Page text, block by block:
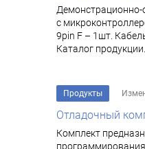
Демонстрационно-
с
9pin F – 1шт.
Каталог продукции...
Продукты
Отладочный
Комплект